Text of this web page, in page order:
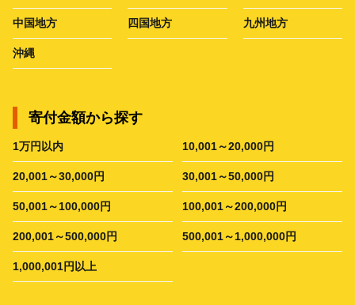
中国地方 四国地方 九州地方
沖縄
寄付金額から探す
1万円以内 10,001～20,000円
20,001～30,000円 30,001～50,000円
50,001～100,000円 100,001～200,000円
200,001～500,000円 500,001～1,000,000円
1,000,001円以上